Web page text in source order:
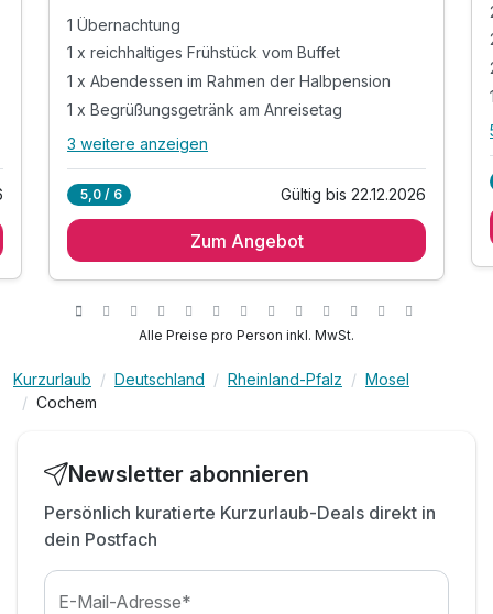
Ausstattung
Zusatznächte
Für 3 Tage
1 Übernachtung
1 x reichhaltiges Frühstück vom Buffet
1 x Abendessen im Rahmen der Halbpension
1 x Begrüßungsgetränk am Anreisetag
Alle Inklusivleistungen
1 x reichhaltiges Frühstück vom Buffet
inkl. Nutzung unserer "MOSEL-SPA" Burgblick
inkl. W-LAN
3 weitere anzeigen
5,0 / 6 Gültig bis 22.12.2026
Zum Angebot
Alle Preise pro Person inkl. MwSt.
Kurzurlaub Deutschland Rheinland-Pfalz
Mosel
Cochem
Newsletter abonnieren
Persönlich kuratierte Kurzurlaub-Deals direkt in
dein Postfach
E-Mail-Adresse*